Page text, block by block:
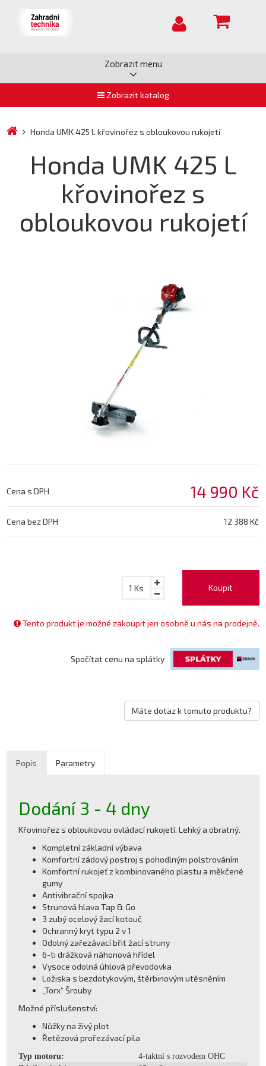
Zobrazit menu
Zobrazit katalog
Honda UMK 425 L křovinořez s obloukovou rukojetí
Honda UMK 425 L
křovinořez s
obloukovou rukojetí
Cena s DPH 14 990 Kč
Cena bez DPH 12 388 Kč
Koupit
1 Ks
Tento produkt je možné zakoupit jen osobně u nás na prodejně.
Spočítat cenu na splátky
Máte dotaz k tomuto produktu?
Popis Parametry
Dodání 3 - 4 dny
Křovinořez s obloukovou ovládací rukojetí. Lehký a obratný.
Kompletní základní výbava
Komfortní zádový postroj s pohodlným polstrováním
Komfortní rukojeť z kombinovaného plastu a měkčené
gumy
Antivibrační spojka
Strunová hlava Tap & Go
3 zubý ocelový žací kotouč
Ochranný kryt typu 2 v 1
Odolný zařezávací břit žací struny
6-ti drážková náhonová hřídel
Vysoce odolná úhlová převodovka
Ložiska s bezdotykovým, štěrbinovým utěsněním
„Torx“ Šrouby
Možné příslušenství:
Nůžky na živý plot
Řetězová prořezávací pila
Typ motoru:
4-taktní s rozvodem OHC